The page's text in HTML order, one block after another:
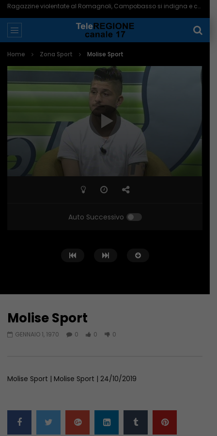
Ragazzine violentate al Romagnoli, Campobasso si indigna e chiede più controlli – 06/08/2026
Home Zona Sport Molise Sport
Auto Successivo
Molise Sport
GENNAIO 1, 1970 0 0 0
Molise Sport | Molise Sport | 24/10/2019